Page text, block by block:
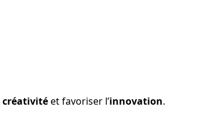
créativitéet favoriser l’innovation.